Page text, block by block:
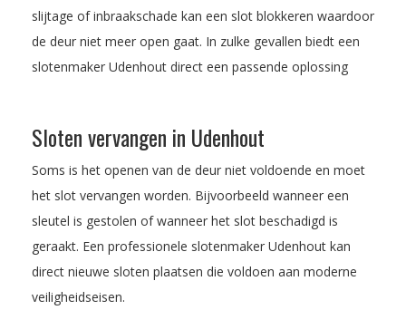
slijtage of inbraakschade kan een slot blokkeren waardoor
de deur niet meer open gaat. In zulke gevallen biedt een
slotenmaker Udenhout direct een passende oplossing
Sloten vervangen in Udenhout
Soms is het openen van de deur niet voldoende en moet
het slot vervangen worden. Bijvoorbeeld wanneer een
sleutel is gestolen of wanneer het slot beschadigd is
geraakt. Een professionele slotenmaker Udenhout kan
direct nieuwe sloten plaatsen die voldoen aan moderne
veiligheidseisen.